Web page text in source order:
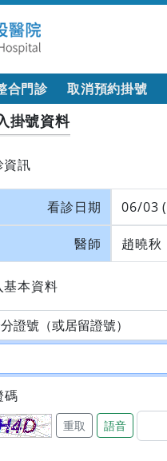
合門診 取消預約掛號
掛號資料
資訊
看診日期 06/03
醫師 趙曉秋
基本資料
碼
重取 語音